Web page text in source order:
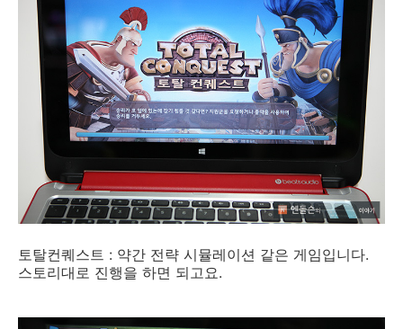
토탈컨퀘스트 : 약간 전략 시뮬레이션 같은 게임입니다.
스토리대로 진행을 하면 되고요.